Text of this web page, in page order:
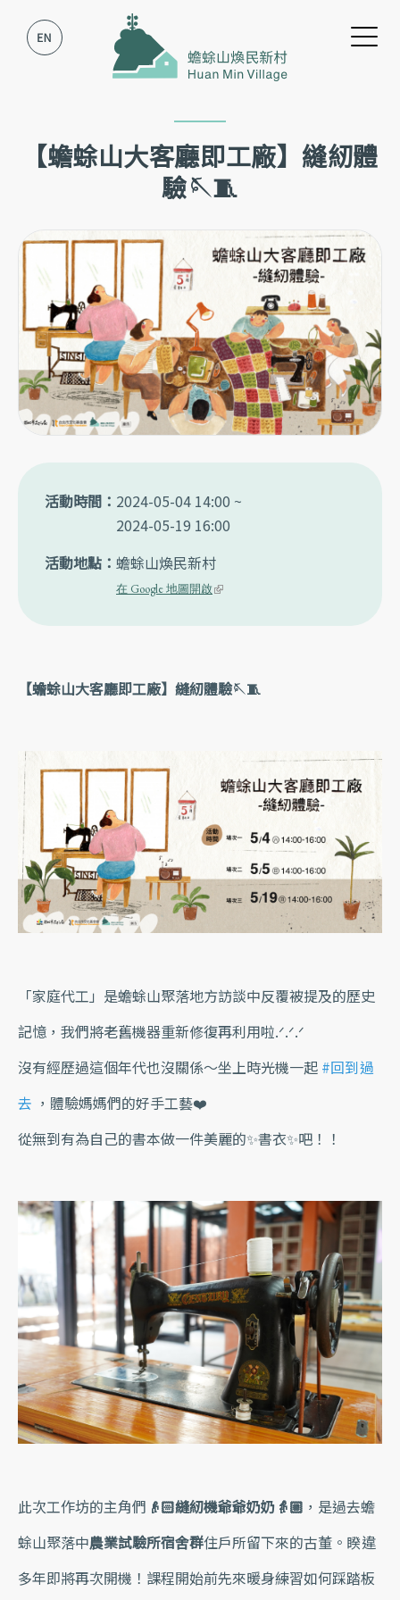
【蟾蜍山大客廳即工廠】縫紉體
驗🪡🧵
活動時間 2024-05-04 14:00 ~
2024-05-19 16:00
活動地點
蟾蜍山煥民新村
在 Google 地圖開啟(link is external)
【蟾蜍山大客廳即工廠】縫紉體驗🪡🧵
「家庭代工」是蟾蜍山聚落地方訪談中反覆被提及的歷史
記憶，我們將老舊機器重新修復再利用啦.ᐟ.ᐟ.ᐟ
沒有經歷過這個年代也沒關係～坐上時光機一起 #回到過
去 ，體驗媽媽們的好手工藝❤️
從無到有為自己的書本做一件美麗的✨書衣✨吧！！
此次工作坊的主角們 👴🏻縫紉機爺爺奶奶👵🏼 ，是過去蟾
蜍山聚落中農業試驗所宿舍群住戶所留下來的古董。睽違
多年即將再次開機！課程開始前先來暖身練習如何踩踏板